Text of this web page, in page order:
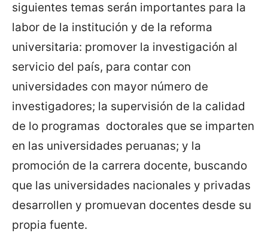
siguientes temas serán importantes para la
labor de la institución y de la reforma
universitaria: promover la investigación al
servicio del país, para contar con
universidades con mayor número de
investigadores; la supervisión de la calidad
de lo programas doctorales que se imparten
en las universidades peruanas; y la
promoción de la carrera docente, buscando
que las universidades nacionales y privadas
desarrollen y promuevan docentes desde su
propia fuente.